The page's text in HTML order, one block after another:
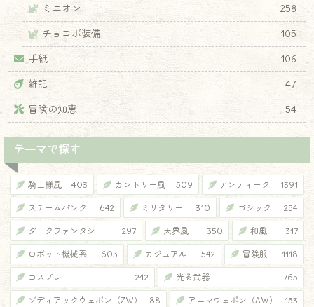
ミニオン
258
チョコボ装備
105
手紙
106
雑記
47
冒険の知恵
54
テーマで探す
騎士様風 403 カントリー風 509 アンティーク 1391
スチームパンク 642 ミリタリー 310 ゴシック 254
ダークファンタジー 297 天界風 350 和風 317
ロボット機械系 603 カジュアル 542 冒険服 1118
コスプレ 242 光る武器 765
ゾディアックウェポン（ZW） 88 アニマウェポン（AW） 153